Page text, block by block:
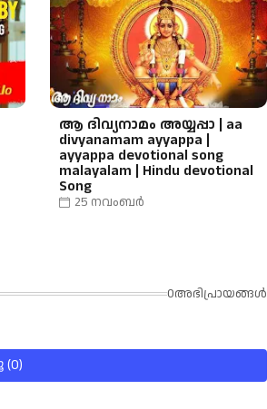
ആ ദിവ്യനാമം അയ്യപ്പാ | aa
divyanamam ayyappa |
ayyappa devotional song
malayalam | Hindu devotional
Song
25 നവംബർ
0അഭിപ്രായങ്ങള്‍